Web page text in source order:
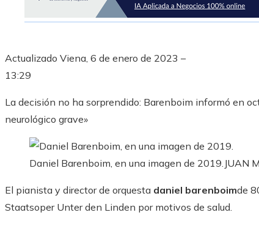
Actualizado Viena, 6 de enero de 2023 –
13:29
La decisión no ha sorprendido: Barenboim informó en
neurológico grave»
Daniel Barenboim, en una imagen de 2019. JUAN
El pianista y director de orquesta daniel barenboimde
Staatsoper Unter den Linden por motivos de salud.